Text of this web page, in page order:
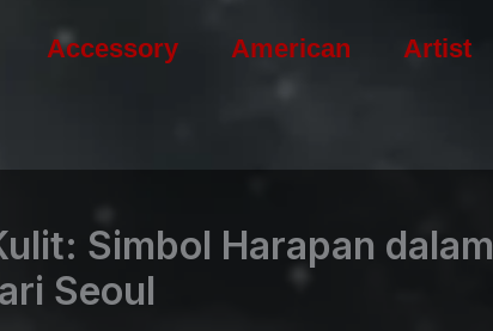
Accessory American Artist
Simbol Harapan dalam
Seoul